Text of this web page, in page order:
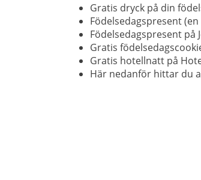
Gratis dryck på din
Födelsedagspresent
Födelsedagspresent på
Gratis
Gratis hotellnatt på
Här nedanför hittar du